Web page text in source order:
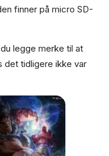
finner på micro SD-
legge merke til at
det tidligere ikke var